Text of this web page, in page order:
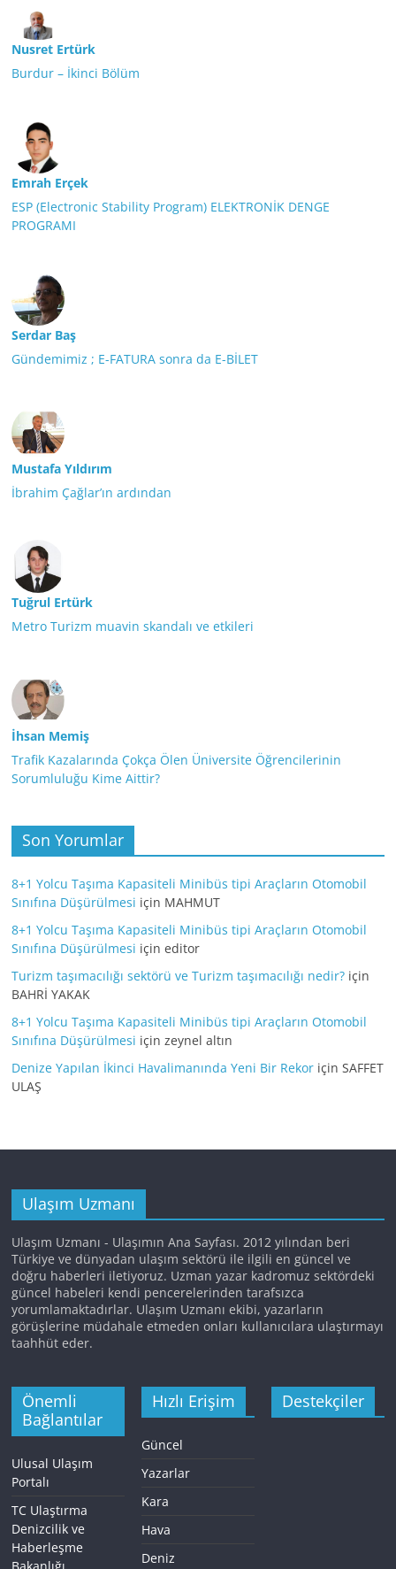
Nusret Ertürk
Burdur – İkinci Bölüm
Emrah Erçek
ESP (Electronic Stability Program) ELEKTRONİK DENGE
PROGRAMI
Serdar Baş
Gündemimiz ; E-FATURA sonra da E-BİLET
Mustafa Yıldırım
İbrahim Çağlar’ın ardından
Tuğrul Ertürk
Metro Turizm muavin skandalı ve etkileri
İhsan Memiş
Trafik Kazalarında Çokça Ölen Üniversite Öğrencilerinin
Sorumluluğu Kime Aittir?
Son Yorumlar
8+1 Yolcu Taşıma Kapasiteli Minibüs tipi Araçların Otomobil
Sınıfına Düşürülmesi için MAHMUT
8+1 Yolcu Taşıma Kapasiteli Minibüs tipi Araçların Otomobil
Sınıfına Düşürülmesi içineditor
Turizm taşımacılığı sektörü ve Turizm taşımacılığı nedir? için
BAHRİ YAKAK
8+1 Yolcu Taşıma Kapasiteli Minibüs tipi Araçların Otomobil
Sınıfına Düşürülmesi içinzeynel altın
Denize Yapılan İkinci Havalimanında Yeni Bir Rekor içinSAFFET
ULAŞ
Ulaşım Uzmanı
Ulaşım Uzmanı - Ulaşımın Ana Sayfası. 2012 yılından beri
Türkiye ve dünyadan ulaşım sektörü ile ilgili en güncel ve
doğru haberleri iletiyoruz. Uzman yazar kadromuz sektördeki
güncel habeleri kendi pencerelerinden tarafsızca
yorumlamaktadırlar. Ulaşım Uzmanı ekibi, yazarların
görüşlerine müdahale etmeden onları kullanıcılara ulaştırmayı
taahhüt eder.
Önemli
Bağlantılar
Ulusal Ulaşım
Portalı
TC Ulaştırma
Denizcilik ve
Haberleşme
Bakanlığı
Hızlı Erişim
Güncel
Yazarlar
Kara
Hava
Deniz
Destekçiler